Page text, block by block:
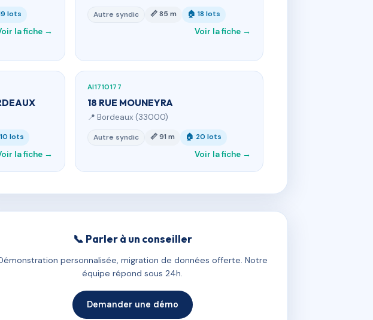
lots
la fiche →
Autre syndic 📏 85 m 🏠 18 lots
Voir la fiche →
lots
la fiche →
AI1710177
18 RUE MOUNEYRA
📍 Bordeaux (33000)
Autre syndic 📏 91 m 🏠 20 lots
Voir la fiche →
📞 Parler à un conseiller
personnalisée, migration de données offerte. Notre
équipe répond sous 24h.
Demander une démo